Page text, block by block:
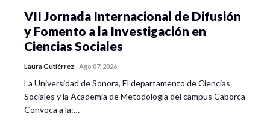
VII Jornada Internacional de Difusión
y Fomento a la Investigación en
Ciencias Sociales
Laura Gutiérrez -Ago 07, 2026
La Universidad de Sonora, El departamento de Ciencias
Sociales y la Academia de Metodología del campus Caborca
Convoca a la:…